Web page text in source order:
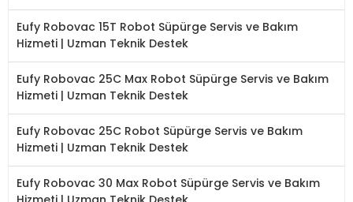
Eufy Robovac 15T Robot Süpürge Servis ve Bakım
Hizmeti | Uzman Teknik Destek
Eufy Robovac 25C Max Robot Süpürge Servis ve Bakım
Hizmeti | Uzman Teknik Destek
Eufy Robovac 25C Robot Süpürge Servis ve Bakım
Hizmeti | Uzman Teknik Destek
Eufy Robovac 30 Max Robot Süpürge Servis ve Bakım